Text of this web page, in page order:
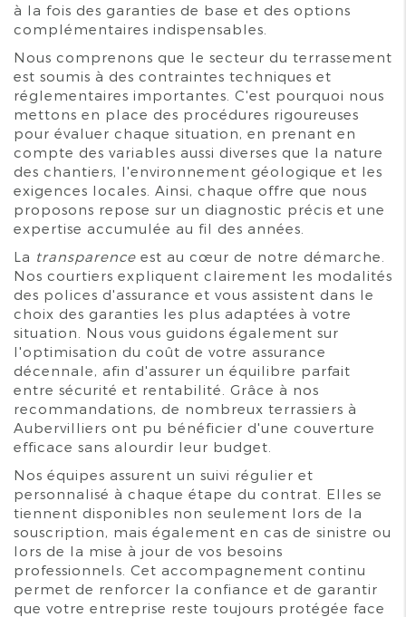
à la fois des garanties de base et des options
complémentaires indispensables.
Nous comprenons que le secteur du terrassement
est soumis à des contraintes techniques et
réglementaires importantes. C'est pourquoi nous
mettons en place des procédures rigoureuses
pour évaluer chaque situation, en prenant en
compte des variables aussi diverses que la nature
des chantiers, l'environnement géologique et les
exigences locales. Ainsi, chaque offre que nous
proposons repose sur un diagnostic précis et une
expertise accumulée au fil des années.
La transparence est au cœur de notre démarche.
Nos courtiers expliquent clairement les modalités
des polices d'assurance et vous assistent dans le
choix des garanties les plus adaptées à votre
situation. Nous vous guidons également sur
l'optimisation du coût de votre assurance
décennale, afin d'assurer un équilibre parfait
entre sécurité et rentabilité. Grâce à nos
recommandations, de nombreux terrassiers à
Aubervilliers ont pu bénéficier d'une couverture
efficace sans alourdir leur budget.
Nos équipes assurent un suivi régulier et
personnalisé à chaque étape du contrat. Elles se
tiennent disponibles non seulement lors de la
souscription, mais également en cas de sinistre ou
lors de la mise à jour de vos besoins
professionnels. Cet accompagnement continu
permet de renforcer la confiance et de garantir
que votre entreprise reste toujours protégée face